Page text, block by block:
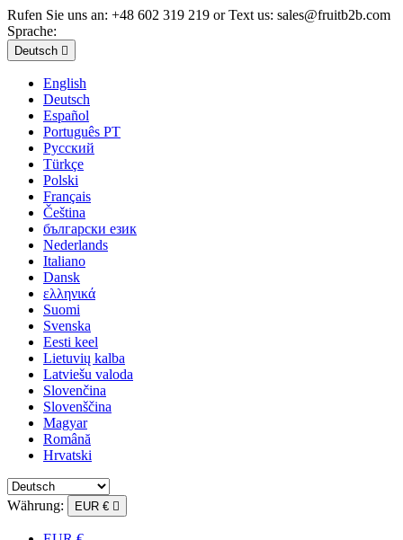
Rufen Sie uns an: +48 602 319 219 or Text us: sales@fruitb2b.com
Sprache:
Deutsch 
English
Deutsch
Español
Português PT
Русский
Türkçe
Polski
Français
Čeština
български език
Nederlands
Italiano
Dansk
ελληνικά
Suomi
Svenska
Eesti keel
Lietuvių kalba
Latviešu valoda
Slovenčina
Slovenščina
Magyar
Română
Hrvatski
Währung: EUR € 